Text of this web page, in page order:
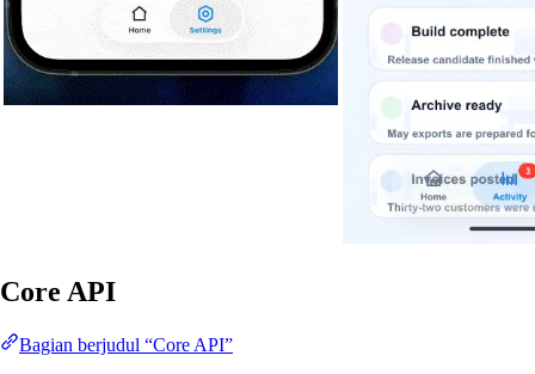
Core API
Bagian berjudul “Core API”